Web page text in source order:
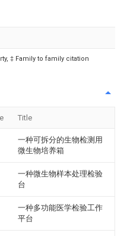
‡ Family to family citation
Title
一种可拆分的生物检测用
微生物培养箱
一种微生物样本处理检验
台
一种多功能医学检验工作
平台